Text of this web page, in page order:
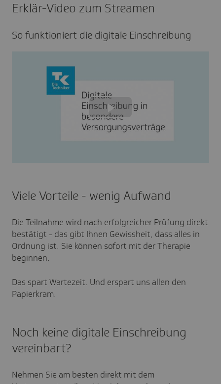
Erklär-Video zum Streamen
So funk­tio­niert die digi­tale Einschrei­bung
Play
Viele Vorteile - wenig Aufwand
Die Teilnahme wird nach erfolgreicher Prüfung direkt
bestätigt - das gibt Ihnen Gewissheit, dass alles in
Ordnung ist. Sie können sofort mit der Therapie
beginnen.
Das spart Wartezeit. Und erspart uns allen den
Papierkram.
Noch keine digitale Einschreibung
vereinbart?
Nehmen Sie am besten direkt mit dem